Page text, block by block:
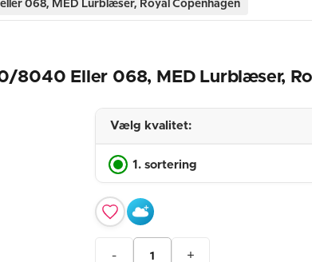
068, MED Lurblæser, Royal Copenhagen
8040 Eller 068, MED Lurblæser,
Vælg kvalitet:
1. sortering
- +